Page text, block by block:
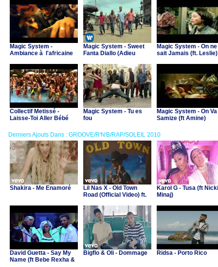
Magic System -
Ambiance à l'africaine
Magic System - Sweet
Fanta Diallo (Adieu
Magic System - On ne
sait Jamais (ft. Leslie)
Collectif Metissé -
Laisse-Toi Aller Bébé
Magic System - Tu es
fou
Magic System - On Va
Samize (ft Amine)
Derniers Ajouts Dans : GROOVE/R'N'B/RAP/SOLEIL 2010
Shakira - Me Enamoré
Lil Nas X - Old Town
Road (Official Video) ft.
Karol G - Tusa (ft Nicki
Minaj)
David Guetta - Say My
Name (ft Bebe Rexha &
Bigflo & Oli - Dommage Ridsa - Porto Rico